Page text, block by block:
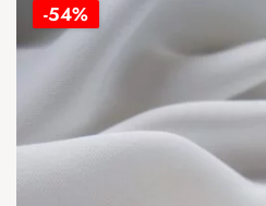
-54%